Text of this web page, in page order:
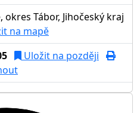
okres Tábor, Jihočeský kraj
na mapě
Uložit na později